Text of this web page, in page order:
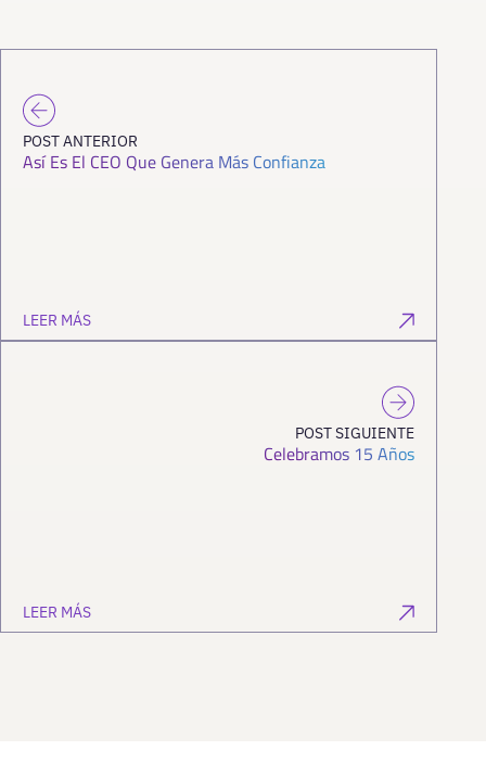
POST ANTERIOR
Así Es El CEO Que Genera Más Confianza
LEER MÁS
POST SIGUIENTE
Celebramos 15 Años
LEER MÁS